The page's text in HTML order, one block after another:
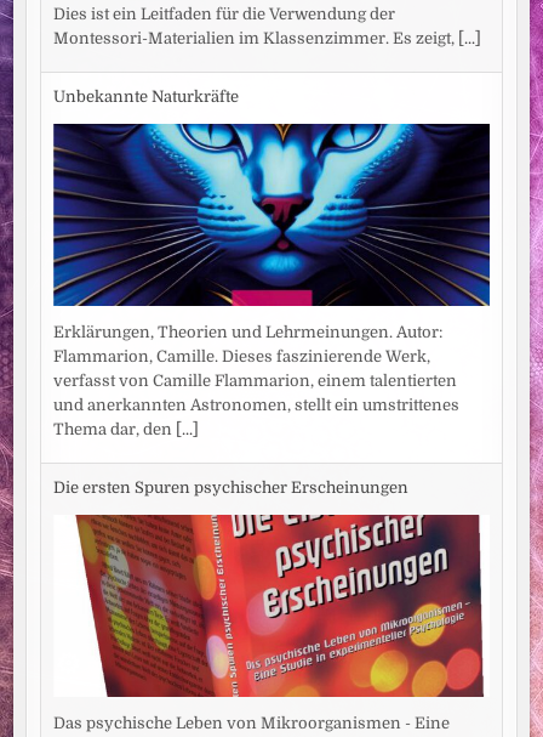
Dies ist ein Leitfaden für die Verwendung der
Montessori-Materialien im Klassenzimmer. Es zeigt, [...]
Unbekannte Naturkräfte
Erklärungen, Theorien und Lehrmeinungen. Autor:
Flammarion, Camille. Dieses faszinierende Werk,
verfasst von Camille Flammarion, einem talentierten
und anerkannten Astronomen, stellt ein umstrittenes
Thema dar, den [...]
Die ersten Spuren psychischer Erscheinungen
Das psychische Leben von Mikroorganismen - Eine